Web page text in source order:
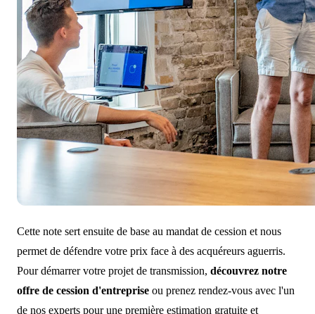
Cette note sert ensuite de base au mandat de cession et nous
permet de défendre votre prix face à des acquéreurs aguerris.
Pour démarrer votre projet de transmission, découvrez notre
offre de cession d'entreprise ou prenez rendez-vous avec l'un
de nos experts pour une première estimation gratuite et